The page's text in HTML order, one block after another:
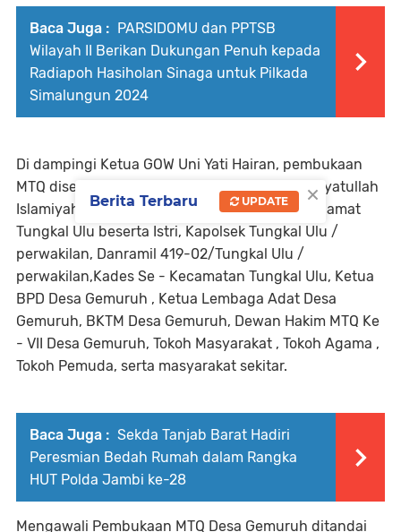
Baca Juga : PARSIDOMU dan PPTSB
Wilayah II Berikan Dukungan Penuh kepada
Radiapoh Hasiholan Sinaga untuk Pilkada
Simalungun 2024
Di dampingi Ketua GOW Uni Yati Hairan, pembukaan
MTQ diselenggarakan di Halaman Masjid Himayatullah
Islamiyah, Desa Gemuruh , juga dihadiri oleh Camat
Tungkal Ulu beserta Istri, Kapolsek Tungkal Ulu /
perwakilan, Danramil 419-02/Tungkal Ulu /
perwakilan,Kades Se - Kecamatan Tungkal Ulu, Ketua
BPD Desa Gemuruh , Ketua Lembaga Adat Desa
Gemuruh, BKTM Desa Gemuruh, Dewan Hakim MTQ Ke
- VII Desa Gemuruh, Tokoh Masyarakat , Tokoh Agama ,
Tokoh Pemuda, serta masyarakat sekitar.
Baca Juga : Sekda Tanjab Barat Hadiri
Peresmian Bedah Rumah dalam Rangka
HUT Polda Jambi ke-28
Mengawali Pembukaan MTQ Desa Gemuruh ditandai
×
Berita Terbaru UPDATE